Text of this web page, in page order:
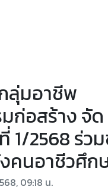
ลุ่มอาชีพ
ก่อสร้าง จัด
1/2568 ร่ว
คนอาชีวศึก
09:18 น.